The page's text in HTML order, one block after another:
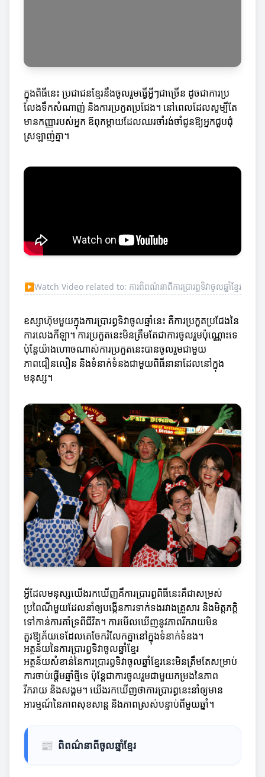
ក្នុងពិធីនេះ ប្រជាជនខ្មែរនឹងចូលរួមធ្វើអ្វីៗជាច្រើន ដូចជាការប្រ
លែងទឹកសំណាញ់ និងការប្រកួតប្រជែង។ នៅពេលដែលសូម្បីតែ
មានកញ្ញារបស់អ្នក ឪពុកម្តាយដែលឈរចាំរង់ចាំជូនឱ្យអ្នកជួបជុំ
ស្រឡាញ់គ្នា។
▶Watch Video related to: ការពិពណ៌នាពីការប្រារព្ធទិវាចូលឆ្នាំខ្មែរ
ឧស្សាហ៊ុមមួយក្នុងការប្រារព្ធទិវាចូលឆ្នាំនេះ គឺការប្រកួតប្រជែងនៃ
ការលេងកីឡា។ ការប្រកួតនេះមិនត្រឹមតែជាការចូលរួមប៉ុណ្ណោះទេ
ប៉ុន្តែយ៉ាងហោចណាស់ការប្រកួតនេះបានចូលរួមជាមួយ
ភាពជឿនលឿន និងទំនាក់ទំនងជាមួយពិធីនានាដែលនៅក្នុង
មនុស្ស។
អ្វីដែលមនុស្សយើងរកឃើញគឺការប្រារព្ធពិធីនេះគឺជាសម្រស់
ប្រពៃណីមួយដែលនាំឲ្យបង្កើនការទាក់ទងរវាងគ្រួសារ និងមិត្តភក្តិ
ទៅកាន់ការគាំទ្រពីជីវិត។ ការមើលឃើញនូវភាពរីករាយមិន
គួរឱ្យភ័យទេដែលគេចែករំលែកគ្នានៅក្នុងទំនាក់ទំនង។
អត្ថន័យនៃការប្រារព្ធទិវាចូលឆ្នាំខ្មែរ
អត្ថន័យសំខាន់នៃការប្រារព្ធទិវាចូលឆ្នាំខ្មែរនេះមិនត្រឹមតែសម្រាប់
ការចាប់ផ្តើមឆ្នាំថ្មីទេ ប៉ុន្តែជាការចូលរួមជាមួយកម្រងនៃភាព
រីករាយ និងសង្គម។ យើងរកឃើញថាការប្រារព្ធនេះនាំឲ្យមាន
អារម្មណ៍នៃភាពសុខសាន្ត និងភាពស្រស់បន្ទាប់ពីមួយឆ្នាំ។
📰 ពិពណ៌នាពីចូលឆ្នាំខ្មែរ